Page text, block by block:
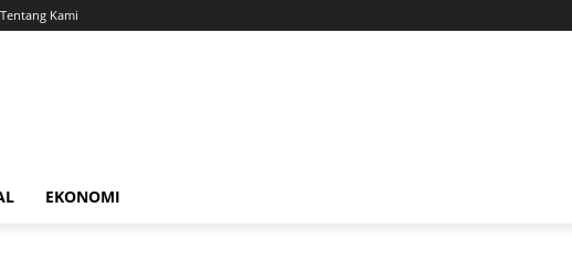
Tentang Kami
EKONOMI